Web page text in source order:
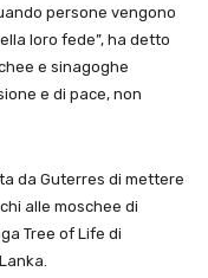
persone vengono
loro fede”, ha detto
e sinagoghe
e di pace, non
da Guterres di mettere
alle moschee di
Tree of Life di